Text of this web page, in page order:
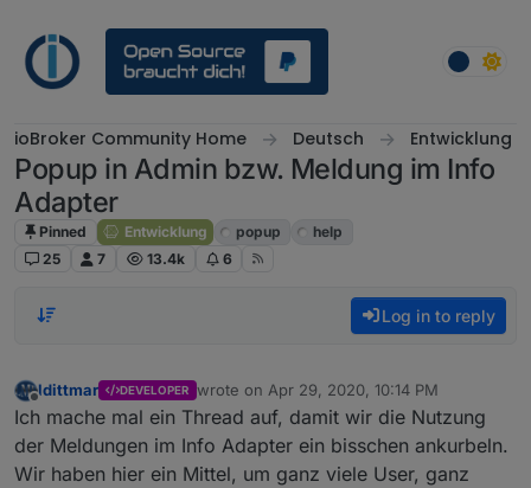
ioBroker Community Home Deutsch Entwicklung
Popup in Admin bzw. Meldung im Info
Adapter
Pinned Entwicklung popup
help
25
7 13.4k 6
Log in to reply
ldittmar DEVELOPER wrote on Apr 29, 2020, 10:14 PM
last edited by
Ich mache mal ein Thread auf, damit wir die Nutzung
der Meldungen im Info Adapter ein bisschen ankurbeln.
Wir haben hier ein Mittel, um ganz viele User, ganz